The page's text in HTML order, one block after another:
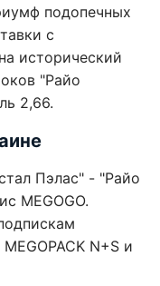
подопечных
с
исторический
"Райо
2,66.
Пэлас" - "Райо
MEGOGO.
N+S и